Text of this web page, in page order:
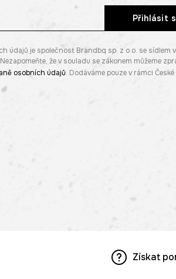
Přihlásit
údajů je společnost Brandbq sp. z o.o. se sídlem
že v souladu se zákonem můžeme
osobních údajů. Dodáváme pouze v rámci
Získat